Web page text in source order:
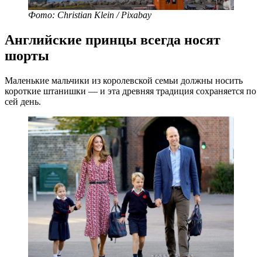
Фото: Christian Klein / Pixabay
Английские принцы всегда носят
шорты
Маленькие мальчики из королевской семьи должны носить
короткие штанишки — и эта древняя традиция сохраняется по
сей день.